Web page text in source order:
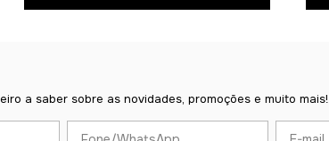
a saber sobre as novidades, promoções e muito mais!